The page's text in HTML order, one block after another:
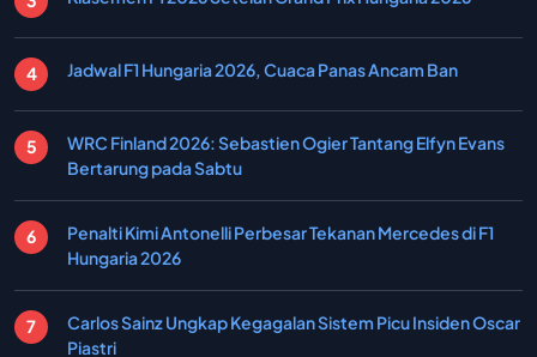
Jadwal F1 Hungaria 2026, Cuaca Panas Ancam Ban
WRC Finland 2026: Sebastien Ogier Tantang Elfyn Evans
Bertarung pada Sabtu
Penalti Kimi Antonelli Perbesar Tekanan Mercedes di F1
Hungaria 2026
Carlos Sainz Ungkap Kegagalan Sistem Picu Insiden Oscar
Piastri